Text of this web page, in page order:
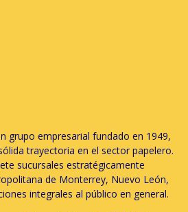
grupo empresarial fundado en 1949,
trayectoria en el sector papelero.
sucursales estratégicamente
de Monterrey, Nuevo León,
integrales al público en general.